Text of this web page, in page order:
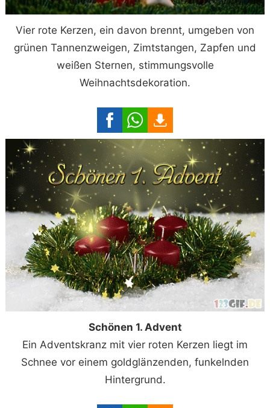
Vier rote Kerzen, ein davon brennt, umgeben von
grünen Tannenzweigen, Zimtstangen, Zapfen und
weißen Sternen, stimmungsvolle
Weihnachtsdekoration.
Schönen 1. Advent
Ein Adventskranz mit vier roten Kerzen liegt im
Schnee vor einem goldglänzenden, funkelnden
Hintergrund.